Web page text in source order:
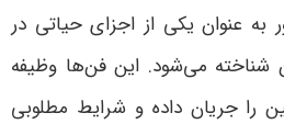
عنوان یکی از اجزای حیاتی در
شناخته می‌شود. این فن‌ها وظیفه
را جریان داده و شرایط مطلوبی